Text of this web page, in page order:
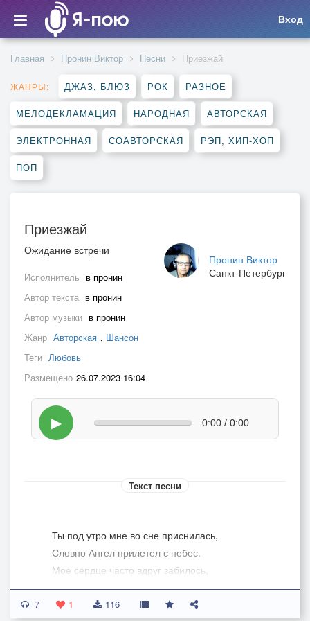
Вход
Главная Пронин Виктор Песни Приезжай
ЖАНРЫ: ДЖАЗ, БЛЮЗ РОК РАЗНОЕ
МЕЛОДЕКЛАМАЦИЯ НАРОДНАЯ АВТОРСКАЯ
ЭЛЕКТРОННАЯ СОАВТОРСКАЯ РЭП, ХИП-ХОП
ПОП
Приезжай
Пронин Виктор
Санкт-Петербург
Ожидание встречи
Исполнитель в пронин
Автор текста в пронин
Автор музыки в пронин
Жанр Авторская , Шансон
Теги Любовь
Размещено 26.07.2023 16:04
▶ 0:00 / 0:00
Текст песни
Ты под утро мне во сне приснилась,
Словно Ангел прилетел с небес.
Мое сердце часто вдруг забилось,
Полетело как ночной экспресс.
7 1 116